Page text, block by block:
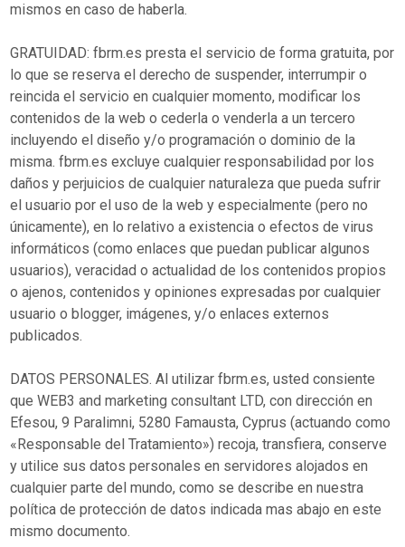
mismos en caso de haberla.
GRATUIDAD: fbrm.es presta el servicio de forma gratuita, por
lo que se reserva el derecho de suspender, interrumpir o
reincida el servicio en cualquier momento, modificar los
contenidos de la web o cederla o venderla a un tercero
incluyendo el diseño y/o programación o dominio de la
misma. fbrm.es excluye cualquier responsabilidad por los
daños y perjuicios de cualquier naturaleza que pueda sufrir
el usuario por el uso de la web y especialmente (pero no
únicamente), en lo relativo a existencia o efectos de virus
informáticos (como enlaces que puedan publicar algunos
usuarios), veracidad o actualidad de los contenidos propios
o ajenos, contenidos y opiniones expresadas por cualquier
usuario o blogger, imágenes, y/o enlaces externos
publicados.
DATOS PERSONALES. Al utilizar fbrm.es, usted consiente
que WEB3 and marketing consultant LTD, con dirección en
Efesou, 9 Paralimni, 5280 Famausta, Cyprus (actuando como
«Responsable del Tratamiento») recoja, transfiera, conserve
y utilice sus datos personales en servidores alojados en
cualquier parte del mundo, como se describe en nuestra
política de protección de datos indicada mas abajo en este
mismo documento.